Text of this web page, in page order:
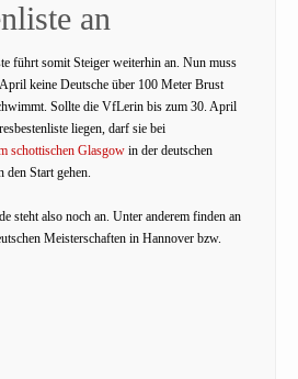
an
führt somit Steiger weiterhin an. Nun muss
keine Deutsche über 100 Meter Brust
Sollte die VfLerin bis zum 30. April
liegen, darf sie bei
schottischen Glasgow in der deutschen
den Start gehen.
steht also noch an. Unter anderem finden an
Meisterschaften in Hannover bzw.